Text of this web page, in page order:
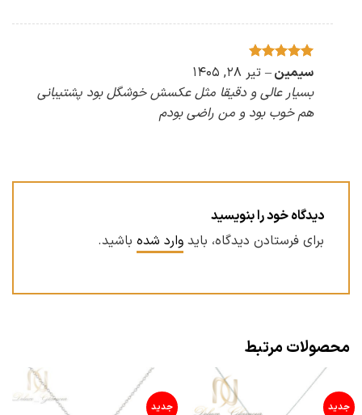
امتیاز5
از
سیمین– تیر ۲۸, ۱۴۰۵
بسیار عالی و دقیقا مثل عکسش خوشگل بود پشتیبانی
هم خوب بود و من راضی بودم
دیدگاه خود را بنویسید
برای فرستادن دیدگاه، باید وارد شده باشید.
محصولات مرتبط
جدید جدید